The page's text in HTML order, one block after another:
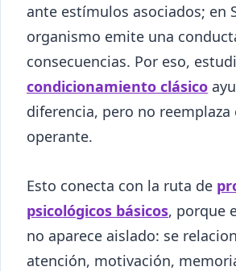
ante estímulos asociados; en
organismo emite una
consecuencias. Por eso,
condicionamiento clásico
diferencia, pero no reemplaza
operante.
Esto conecta con la ruta de
psicológicos básicos, porque
no aparece aislado: se
atención, motivación,